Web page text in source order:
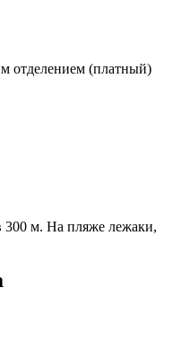
отделением (платный)
м. На пляже лежаки,